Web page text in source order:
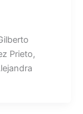
Prieto,